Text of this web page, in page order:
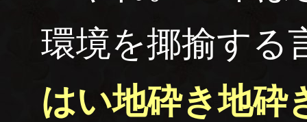
環境を揶揄する
はい地砕き地砕